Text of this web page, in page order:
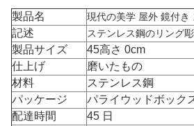
製品名 現代の美学 屋外 鏡付き
記述 ステンレス鋼のリング彫
製品サイズ 45高さ 0cm
仕上げ
磨いたもの
材料
ステンレス鋼
パッケージ
パライウッドボック
配達時間
45 日